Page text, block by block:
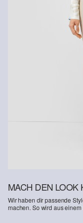
MACH DEN LOOK
Wir haben dir passende
machen. So wird aus